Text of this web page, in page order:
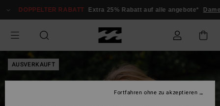
zur
springen
DOPPELTER RABATT Extra 25% Rabatt auf alle angebote* Damen
AUSVERKAUFT
Fortfahren ohne zu akzeptieren